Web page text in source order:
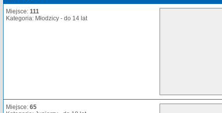
Miejsce: 111
Kategoria: Młodzicy - do 14 lat
Miejsce: 65